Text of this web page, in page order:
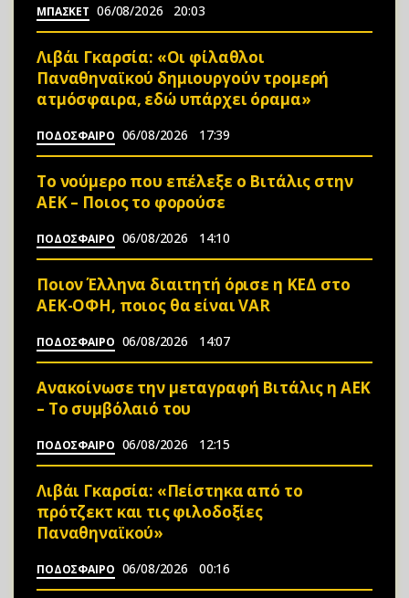
ΜΠΑΣΚΕΤ 06/08/2026 20:03
Λιβάι Γκαρσία: «Οι φίλαθλοι
Παναθηναϊκού δημιουργούν τρομερή
ατμόσφαιρα, εδώ υπάρχει όραμα»
ΠΟΔΟΣΦΑΙΡΟ 06/08/2026 17:39
Το νούμερο που επέλεξε ο Βιτάλις στην
ΑΕΚ – Ποιος το φορούσε
ΠΟΔΟΣΦΑΙΡΟ 06/08/2026 14:10
Ποιον Έλληνα διαιτητή όρισε η ΚΕΔ στο
ΑΕΚ-ΟΦΗ, ποιος θα είναι VAR
ΠΟΔΟΣΦΑΙΡΟ 06/08/2026 14:07
Ανακοίνωσε την μεταγραφή Βιτάλις η ΑΕΚ
– Το συμβόλαιό του
ΠΟΔΟΣΦΑΙΡΟ 06/08/2026 12:15
Λιβάι Γκαρσία: «Πείστηκα από το
πρότζεκτ και τις φιλοδοξίες
Παναθηναϊκού»
ΠΟΔΟΣΦΑΙΡΟ 06/08/2026 00:16